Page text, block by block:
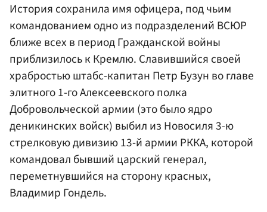
История сохранила имя офицера, под чьим
командованием одно из подразделений ВСЮР
ближе всех в период Гражданской войны
приблизилось к Кремлю. Славившийся своей
храбростью штабс-капитан Петр Бузун во главе
элитного 1-го Алексеевского полка
Добровольческой армии (это было ядро
деникинских войск) выбил из Новосиля 3-ю
стрелковую дивизию 13-й армии РККА, которой
командовал бывший царский генерал,
переметнувшийся на сторону красных,
Владимир Гондель.